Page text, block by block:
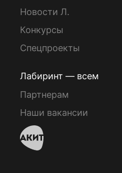
Новости Л.
Конкурсы
Спецпроекты
Лабиринт — всем
Партнерам
Наши вакансии